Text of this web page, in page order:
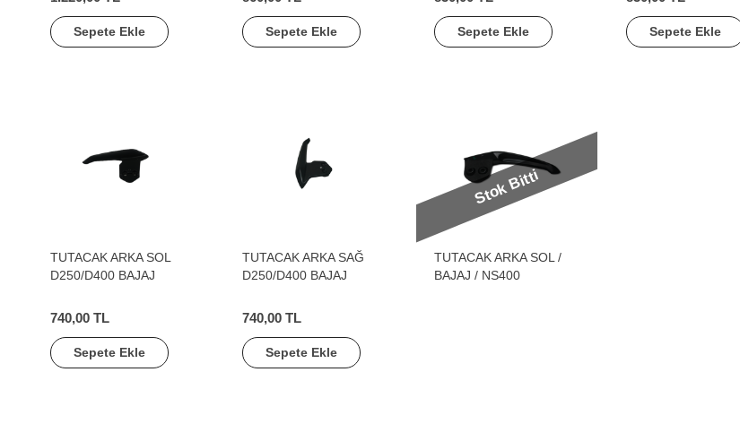
Sepete Ekle Sepete Ekle Sepete Ekle Sepete Ekle
TUTACAK ARKA SOL
D250/D400 BAJAJ
740,00 TL
Sepete Ekle
TUTACAK ARKA SAĞ
D250/D400 BAJAJ
740,00 TL
Sepete Ekle
Stok Bitti
TUTACAK ARKA SOL /
BAJAJ / NS400